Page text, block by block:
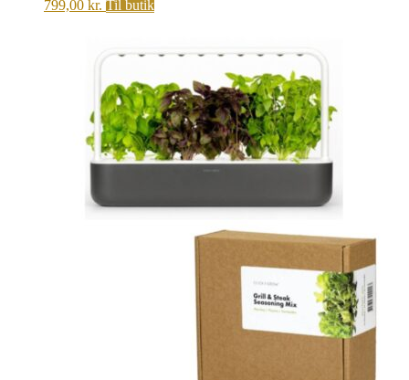
799,00 kr. Til butik